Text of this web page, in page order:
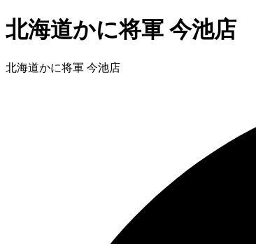
北海道かに将軍 今池店
北海道かに将軍 今池店